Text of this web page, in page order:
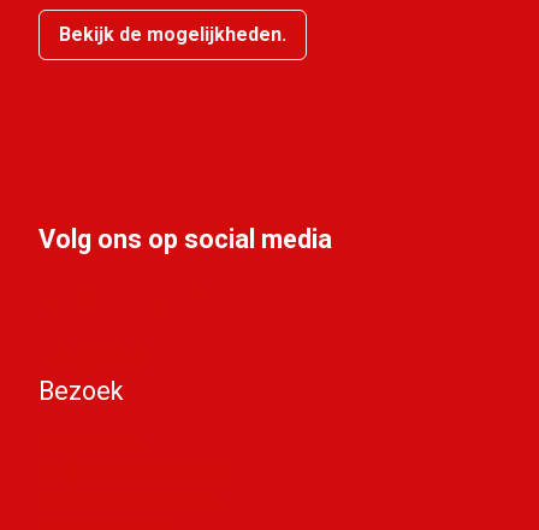
Bekijk de mogelijkheden.
Volg ons op social media
Bezoek